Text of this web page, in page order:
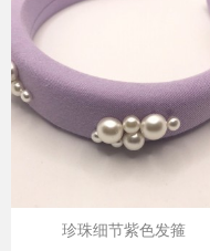
珍珠细节紫色发箍